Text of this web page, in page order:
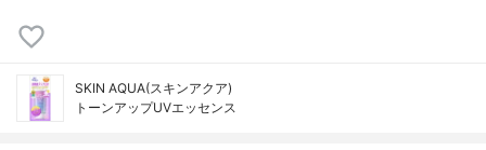
SKIN AQUA(スキンアクア)
トーンアップUVエッセンス